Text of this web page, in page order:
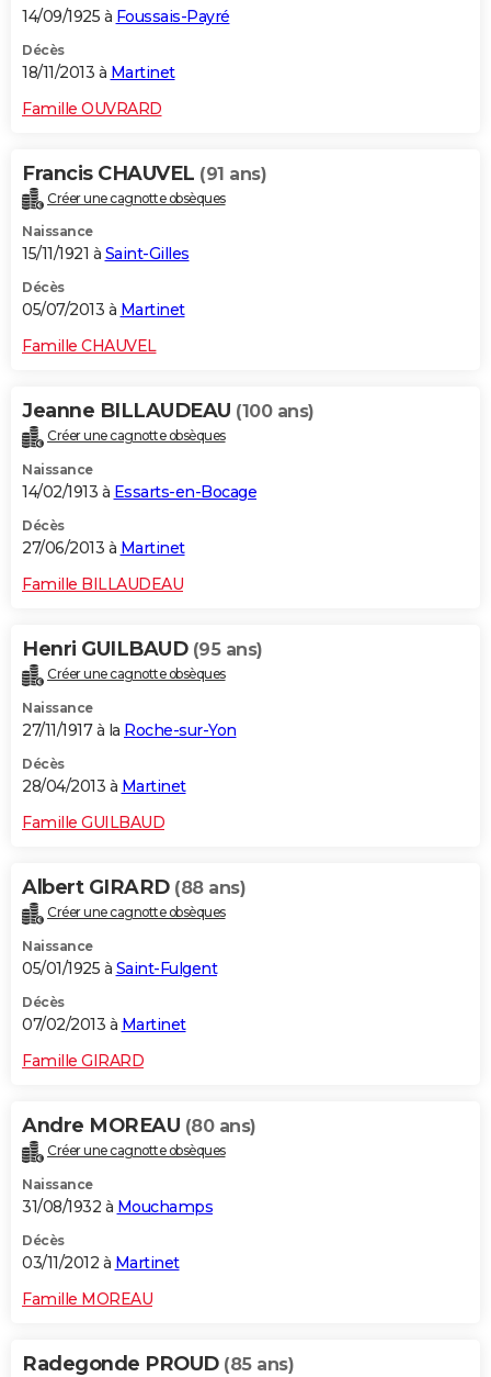
14/09/1925 à Foussais-Payré
Décès
18/11/2013 à Martinet
Famille OUVRARD
Francis CHAUVEL (91 ans)
Créer une cagnotte obsèques
Naissance
15/11/1921 à Saint-Gilles
Décès
05/07/2013 à Martinet
Famille CHAUVEL
Jeanne BILLAUDEAU (100 ans)
Créer une cagnotte obsèques
Naissance
14/02/1913 à Essarts-en-Bocage
Décès
27/06/2013 à Martinet
Famille BILLAUDEAU
Henri GUILBAUD (95 ans)
Créer une cagnotte obsèques
Naissance
27/11/1917 à la Roche-sur-Yon
Décès
28/04/2013 à Martinet
Famille GUILBAUD
Albert GIRARD (88 ans)
Créer une cagnotte obsèques
Naissance
05/01/1925 à Saint-Fulgent
Décès
07/02/2013 à Martinet
Famille GIRARD
Andre MOREAU (80 ans)
Créer une cagnotte obsèques
Naissance
31/08/1932 à Mouchamps
Décès
03/11/2012 à Martinet
Famille MOREAU
Radegonde PROUD (85 ans)